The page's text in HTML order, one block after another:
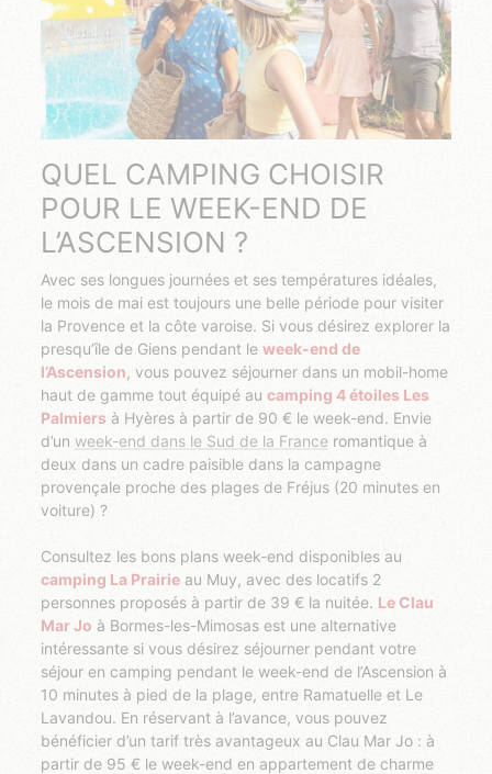
QUEL CAMPING CHOISIR
POUR LE WEEK-END DE
L’ASCENSION ?
Avec ses longues journées et ses températures idéales,
le mois de mai est toujours une belle période pour visiter
la Provence et la côte varoise. Si vous désirez explorer la
presqu’île de Giens pendant leweek-end de
l’Ascension, vous pouvez séjourner dans un mobil-home
haut de gamme tout équipé aucamping 4 étoiles Les
Palmiers à Hyères à partir de 90 € le week-end. Envie
d’un week-end dans le Sud de la France romantique à
deux dans un cadre paisible dans la campagne
provençale proche des plages de Fréjus (20 minutes en
voiture) ?
Consultez les bons plans week-end disponibles au
camping La Prairie au Muy, avec des locatifs 2
personnes proposés à partir de 39 € la nuitée. Le Clau
Mar Jo à Bormes-les-Mimosas est une alternative
intéressante si vous désirez séjourner pendant votre
séjour en camping pendant le week-end de l’Ascension à
10 minutes à pied de la plage, entre Ramatuelle et Le
Lavandou. En réservant à l’avance, vous pouvez
bénéficier d’un tarif très avantageux au Clau Mar Jo : à
partir de 95 € le week-end en appartement de charme